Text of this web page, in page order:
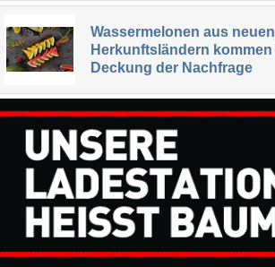
Wassermelonen aus neuen
Herkunftsländern
Deckung der Nachfrage